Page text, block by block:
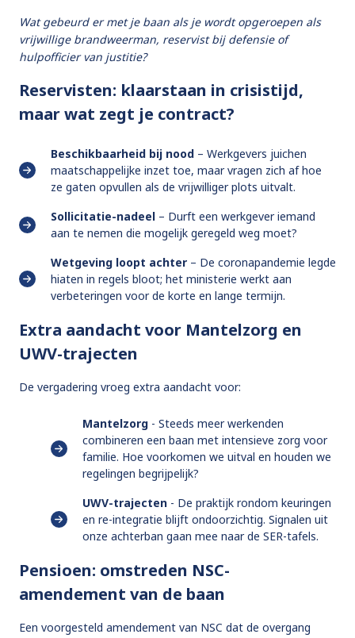
Wat gebeurd er met je baan als je wordt opgeroepen als
vrijwillige brandweerman, reservist bij defensie of
hulpofficier van justitie?
Reservisten: klaarstaan in crisistijd,
maar wat zegt je contract?
Beschikbaarheid bij nood – Werkgevers juichen
maatschappelijke inzet toe, maar vragen zich af hoe
ze gaten opvullen als de vrijwilliger plots uitvalt.
Sollicitatie-nadeel – Durft een werkgever iemand
aan te nemen die mogelijk geregeld weg moet?
Wetgeving loopt achter – De coronapandemie legde
hiaten in regels bloot; het ministerie werkt aan
verbeteringen voor de korte en lange termijn.
Extra aandacht voor Mantelzorg en
UWV-trajecten
De vergadering vroeg extra aandacht voor:
Mantelzorg - Steeds meer werkenden
combineren een baan met intensieve zorg voor
familie. Hoe voorkomen we uitval en houden we
regelingen begrijpelijk?
UWV-trajecten - De praktijk rondom keuringen
en re-integratie blijft ondoorzichtig. Signalen uit
onze achterban gaan mee naar de SER-tafels.
Pensioen: omstreden NSC-
amendement van de baan
Een voorgesteld amendement van NSC dat de overgang